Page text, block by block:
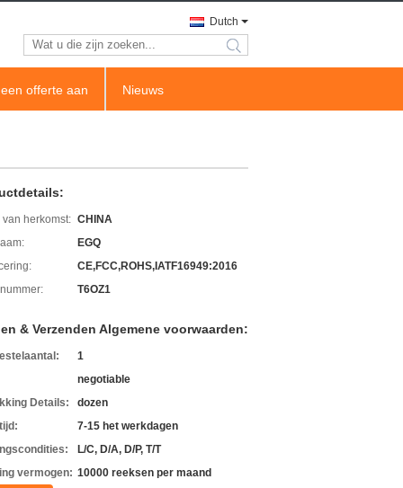
Dutch
search
offerte aan Nieuws
van herkomst: CHINA
EGQ
CE,FCC,ROHS,IATF16949:2016
T6OZ1
& Verzenden Algemene voorwaarden:
1
negotiable
Details:
dozen
7-15 het werkdagen
L/C, D/A, D/P, T/T
vermogen: 10000 reeksen per maand